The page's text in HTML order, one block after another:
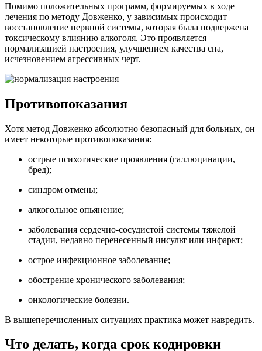
Помимо положительных программ, формируемых в ходе
лечения по методу Довженко, у зависимых происходит
восстановление нервной системы, которая была подвержена
токсическому влиянию алкоголя. Это проявляется
нормализацией настроения, улучшением качества сна,
исчезновением агрессивных черт.
Противопоказания
Хотя метод Довженко абсолютно безопасный для больных, он
имеет некоторые противопоказания:
острые психотические проявления (галлюцинации,
бред);
синдром отмены;
алкогольное опьянение;
заболевания сердечно-сосудистой системы тяжелой
стадии, недавно перенесенный инсульт или инфаркт;
острое инфекционное заболевание;
обострение хронического заболевания;
онкологические болезни.
В вышеперечисленных ситуациях практика может навредить.
Что делать, когда срок кодировки